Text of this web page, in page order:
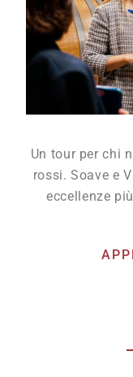
Un tour per chi
rossi. Soave e
eccellenze